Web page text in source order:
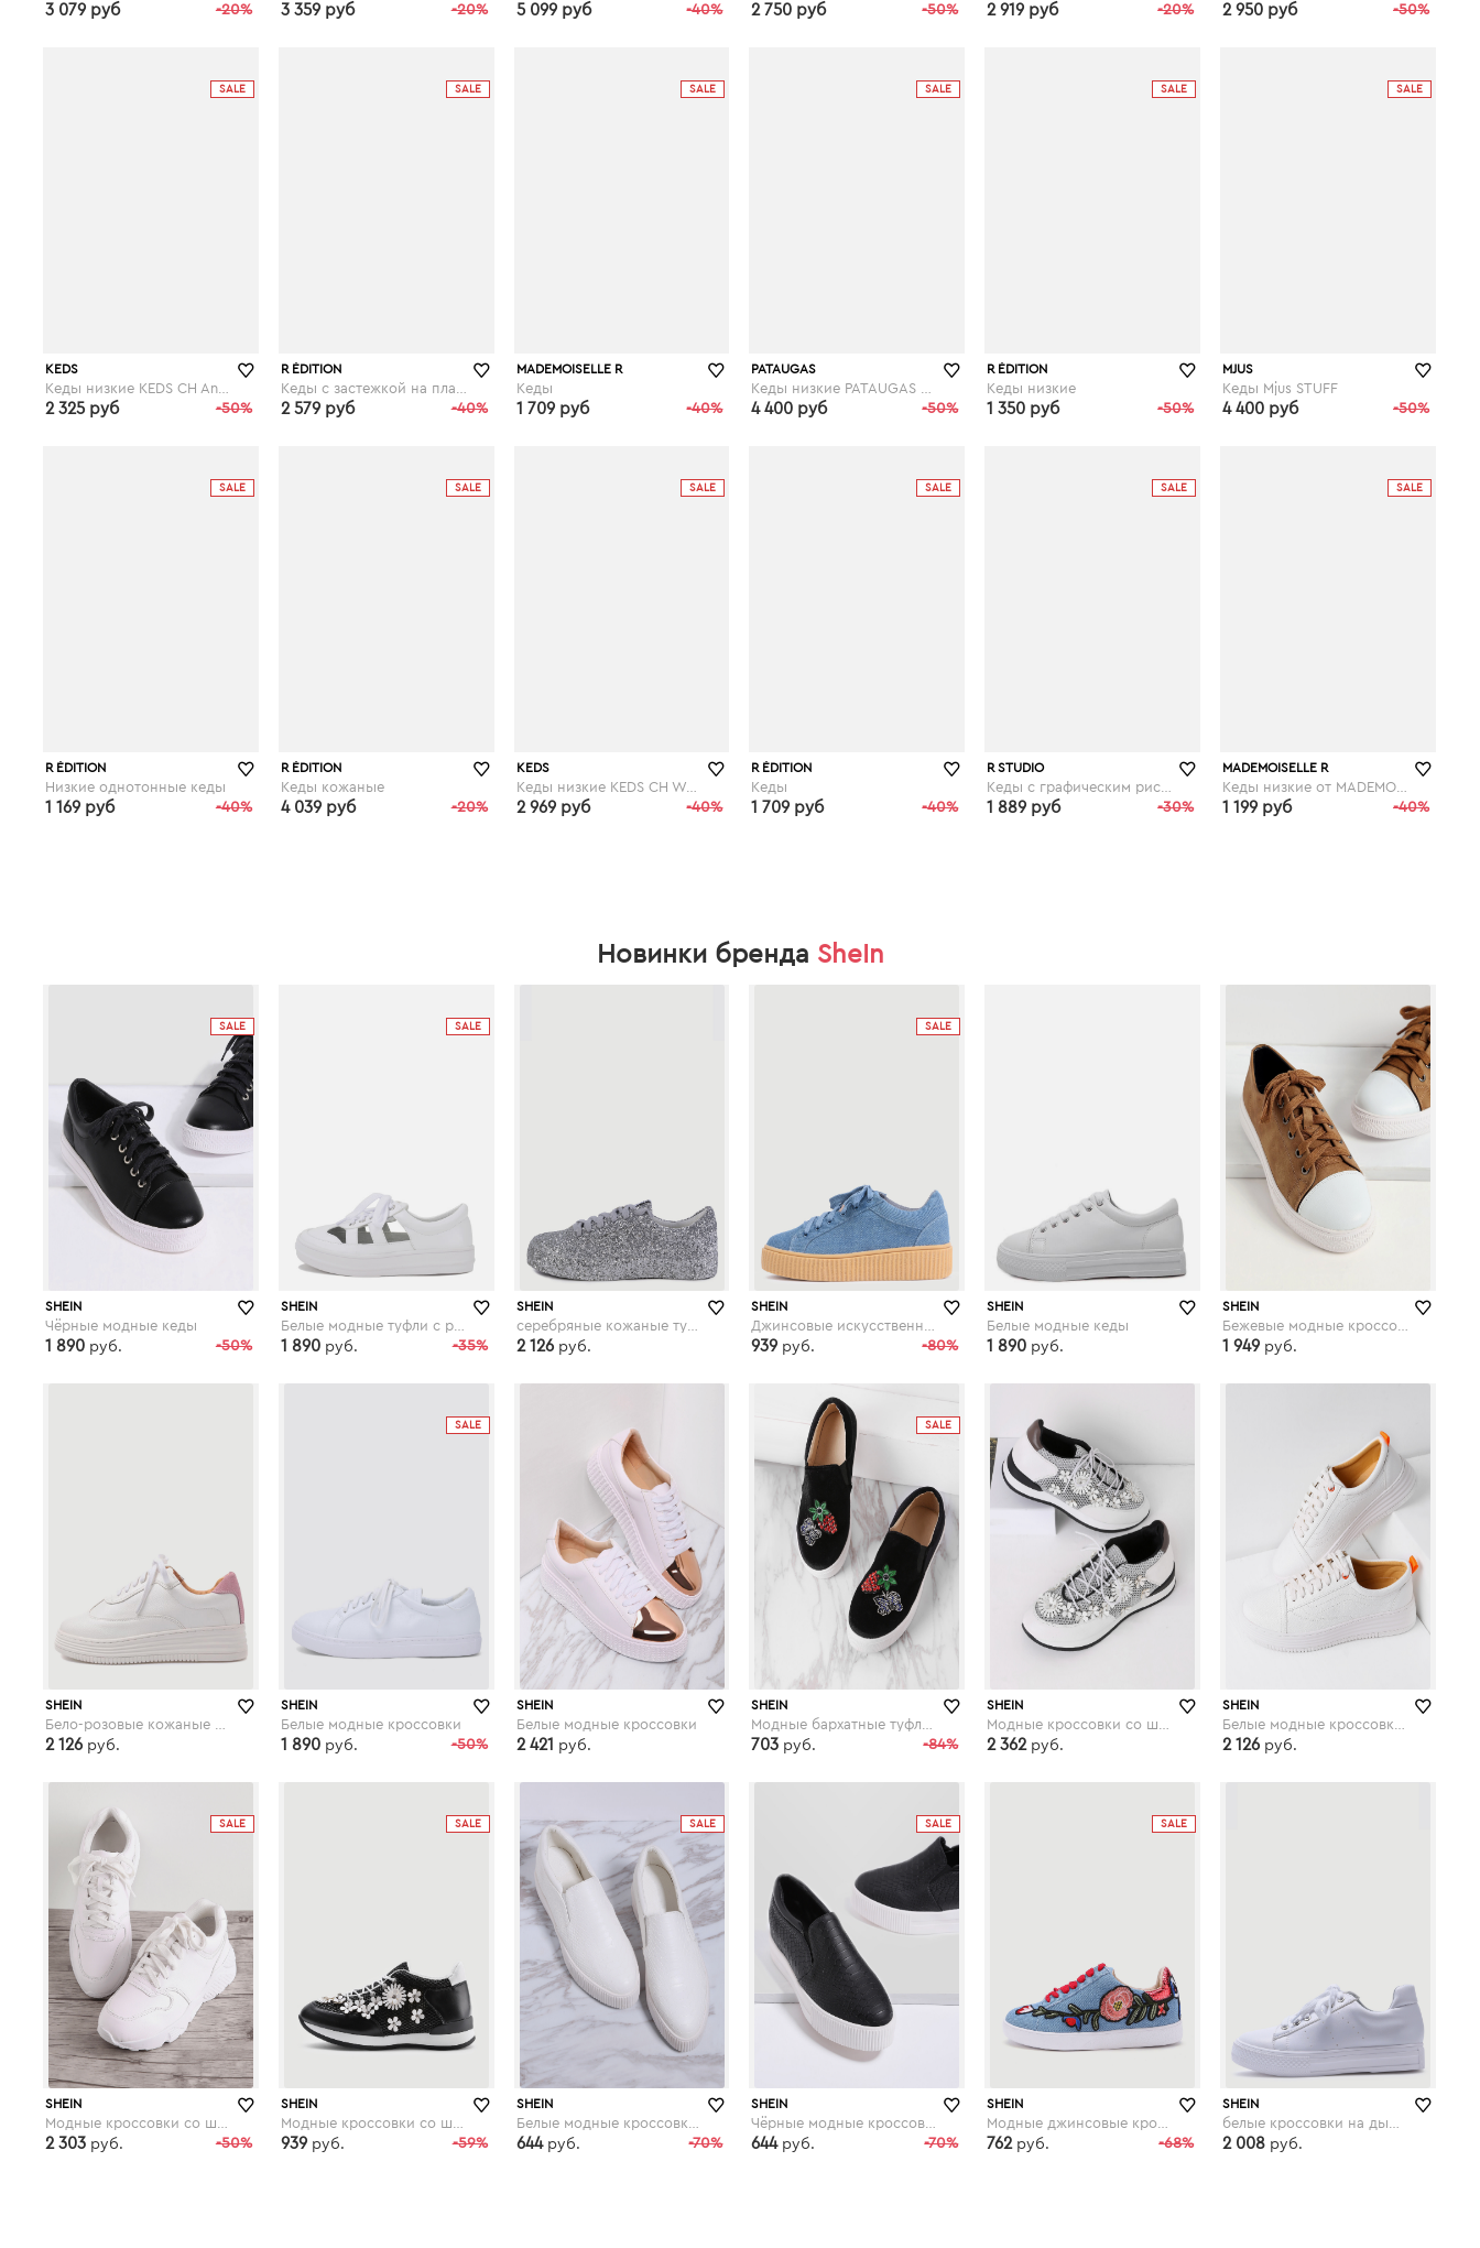
-20%
3 079 руб -20%
3 359 руб -40%
5 099 руб -50%
2 750 руб -20%
2 919 руб -50%
2 950 руб
SALE
KEDS
-50%
2 325 руб
SALE
R ÉDITION
-40%
2 579 руб
SALE
MADEMOISELLE R
Кеды
-40%
1 709 руб
SALE
PATAUGAS
-50%
4 400 руб
SALE
R ÉDITION
Кеды низкие
-50%
1 350 руб
SALE
MJUS
Кеды Mjus STUFF
-50%
4 400 руб
SALE
R ÉDITION
Низкие однотонные кеды
-40%
1 169 руб
SALE
R ÉDITION
Кеды кожаные
-20%
4 039 руб
SALE
KEDS
Кеды низкие KEDS CH Woven Stripe
-40%
2 969 руб
SALE
R ÉDITION
Кеды
-40%
1 709 руб
SALE
R STUDIO
-30%
1 889 руб
SALE
MADEMOISELLE R
-40%
1 199 руб
Новинки бренда SheIn
SALE
SHEIN
Чёрные модные кеды
-50%
1 890 руб.
SALE
SHEIN
Белые модные туфли с разрезом на молнии
-35%
1 890 руб.
SHEIN
серебряные кожаные туфли с блёсткой
2 126 руб.
SALE
SHEIN
-80%
939 руб.
SHEIN
Белые модные кеды
1 890 руб.
SHEIN
1 949 руб.
SHEIN
2 126 руб.
SALE
SHEIN
Белые модные кроссовки
-50%
1 890 руб.
SHEIN
Белые модные кроссовки
2 421 руб.
SALE
SHEIN
-84%
703 руб.
SHEIN
2 362 руб.
SHEIN
2 126 руб.
SALE
SHEIN
-50%
2 303 руб.
SALE
SHEIN
-59%
939 руб.
SALE
SHEIN
-70%
644 руб.
SALE
SHEIN
-70%
644 руб.
SALE
SHEIN
-68%
762 руб.
SHEIN
2 008 руб.